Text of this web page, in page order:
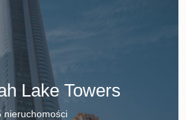
Lake Towers
nieruchomości